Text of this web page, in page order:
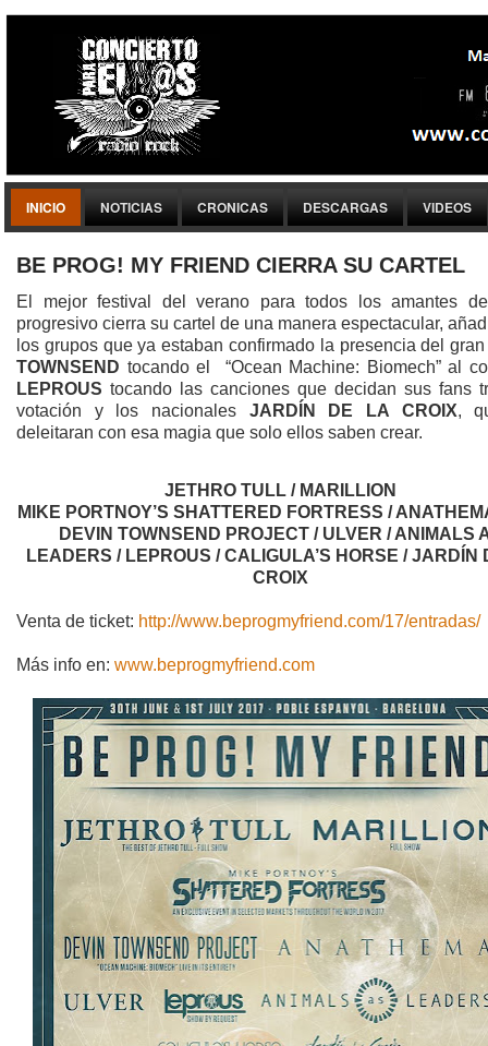
INICIO NOTICIAS CRONICAS DESCARGAS VIDEOS
BE PROG! MY FRIEND CIERRA SU CARTEL
El mejor festival del verano para todos los amantes
progresivo cierra su cartel de una manera espectacular,
los grupos que ya estaban confirmado la presencia del
TOWNSEND tocando el “Ocean Machine: Biomech” al
LEPROUS tocando las canciones que decidan sus fans
votación y los nacionales JARDÍN DE LA CROIX,
deleitaran con esa magia que solo ellos saben crear.
JETHRO TULL / MARILLION
MIKE PORTNOY’S SHATTERED FORTRESS /
DEVIN TOWNSEND PROJECT / ULVER / ANIMALS
LEADERS / LEPROUS / CALIGULA’S HORSE / JARDÍN
CROIX
Venta de ticket: http://www.beprogmyfriend.com/17/entradas/
Más info en: www.beprogmyfriend.com